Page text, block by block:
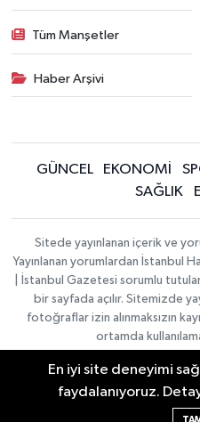
Tüm Manşetler
Haber Arşivi
GÜNCEL EKONOMİ
SAĞLIK
Sitede yayınlanan içerik ve
Yayınlanan yorumlardan İstanbul
| İstanbul Gazetesi sorumlu
bir sayfada açılır. Sitemizde
fotoğraflar izin alınmaksızın
ortamda
İletişim
Künye
En iyi site deneyimi
faydalanıyoruz.